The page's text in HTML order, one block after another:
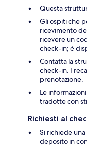
Questa
Gli ospiti che
ricevimento
ricevere un
check-in; è
Contatta la
check-in. I
prenotazione.
Le
tradotte con
Richiesti al
Si richiede
deposito in